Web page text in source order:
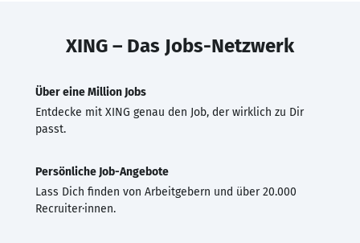
XING – Das Jobs-Netzwerk
Über eine Million Jobs
Entdecke mit XING genau den Job, der wirklich zu Dir
passt.
Persönliche Job-Angebote
Lass Dich finden von Arbeitgebern und über 20.000
Recruiter·innen.